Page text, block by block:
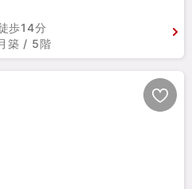
歩14分
築 / 5階